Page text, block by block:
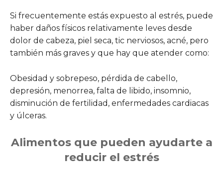
Si frecuentemente estás expuesto al estrés, puede
haber daños físicos relativamente leves desde
dolor de cabeza, piel seca, tic nerviosos, acné, pero
también más graves y que hay que atender como:
Obesidad y sobrepeso, pérdida de cabello,
depresión, menorrea, falta de libido, insomnio,
disminución de fertilidad, enfermedades cardiacas
y úlceras.
Alimentos que pueden ayudarte a
reducir el estrés